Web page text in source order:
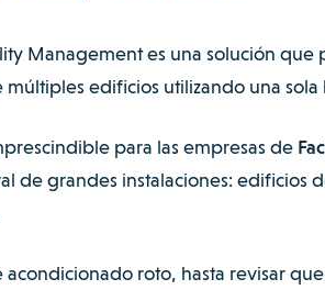
Management es una solución que
edificios utilizando una sola
para las empresas de
de grandes instalaciones: edificios
roto, hasta revisar